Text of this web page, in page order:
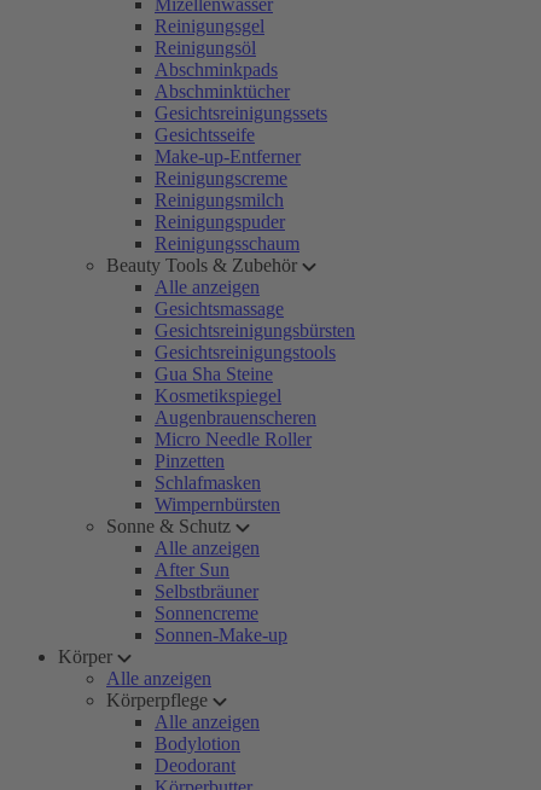
Mizellenwasser
Reinigungsgel
Reinigungsöl
Abschminkpads
Abschminktücher
Gesichtsreinigungssets
Gesichtsseife
Make-up-Entferner
Reinigungscreme
Reinigungsmilch
Reinigungspuder
Reinigungsschaum
Beauty Tools & Zubehör
Alle anzeigen
Gesichtsmassage
Gesichtsreinigungsbürsten
Gesichtsreinigungstools
Gua Sha Steine
Kosmetikspiegel
Augenbrauenscheren
Micro Needle Roller
Pinzetten
Schlafmasken
Wimpernbürsten
Sonne & Schutz
Alle anzeigen
After Sun
Selbstbräuner
Sonnencreme
Sonnen-Make-up
Körper
Alle anzeigen
Körperpflege
Alle anzeigen
Bodylotion
Deodorant